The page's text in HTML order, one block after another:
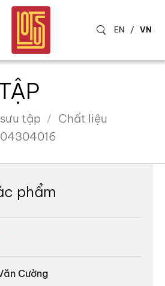
EN / VN
tập
Chất liệu
04304016
phẩm
Cường